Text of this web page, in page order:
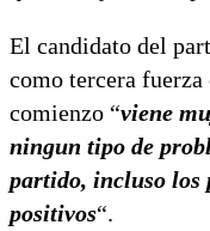
El candidato del
como tercera fuerza
comienzo “viene
ningun tipo de
partido, incluso los
positivos“.